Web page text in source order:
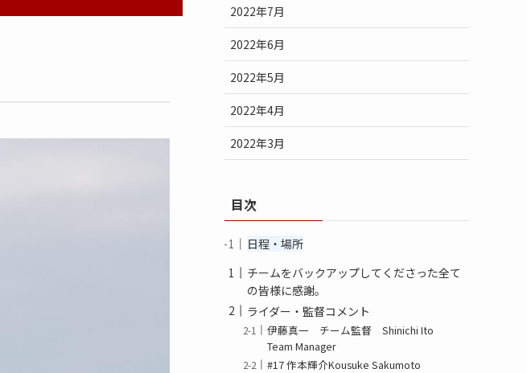
2022年7月
2022年6月
2022年5月
2022年4月
2022年3月
目次
日程・場所
チームをバックアップしてくださった全て
の皆様に感謝。
ライダー・監督コメント
伊藤真一 チーム監督 Shinichi Ito
Team Manager
#17 作本輝介Kousuke Sakumoto